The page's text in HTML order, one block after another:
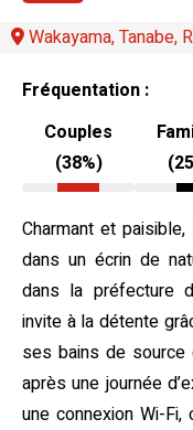
Wakayama, Tanabe,
Fréquentation :
Couples
(38%)
Charmant et
dans un écrin de
dans la préfecture
invite à la détente
ses bains de source
après une journée
une connexion Wi-